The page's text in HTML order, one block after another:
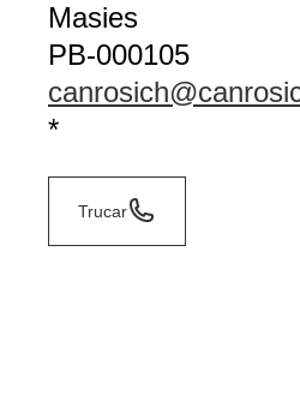
Masies
PB-000105
*
Trucar